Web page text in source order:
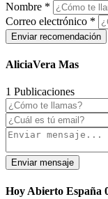
Nombre *
Correo electrónico *
AliciaVera Mas
1 Publicaciones
Enviar mensaje
Hoy Abierto España